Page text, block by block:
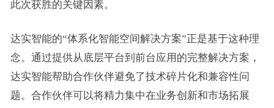
此次获胜的关键因素。
达实智能的“体系化智能空间解决方案”正是基于这种理
念。通过提供从底层平台到前台应用的完整解决方案，
达实智能帮助合作伙伴避免了技术碎片化和兼容性问
题。合作伙伴可以将精力集中在业务创新和市场拓展